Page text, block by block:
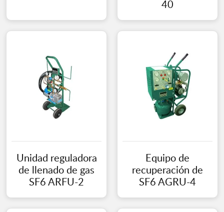
40
Unidad reguladora
de llenado de gas
SF6 ARFU-2
Equipo de
recuperación de
SF6 AGRU-4